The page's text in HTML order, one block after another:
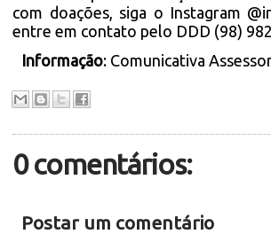
com doações, siga o Instagram
entre em contato pelo DDD (98)
Informação: Comunicativa
0 comentários:
Postar um comentário